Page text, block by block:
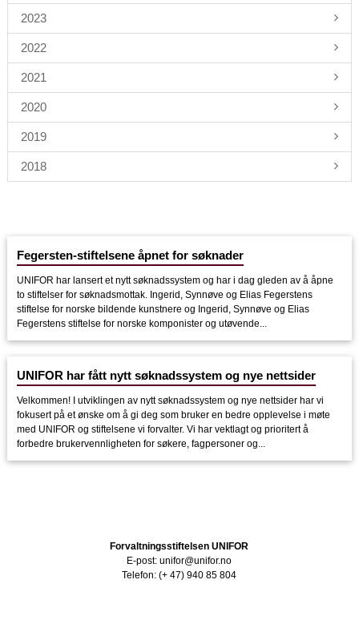
2023
2022
2021
2020
2019
2018
Fegersten-stiftelsene åpnet for søknader
UNIFOR har lansert et nytt søknadssystem og har i dag gleden av å åpne
to stiftelser for søknadsmottak. Ingerid, Synnøve og Elias Fegerstens
stiftelse for norske bildende kunstnere og Ingerid, Synnøve og Elias
Fegerstens stiftelse for norske komponister og utøvende...
UNIFOR har fått nytt søknadssystem og nye nettsider
Velkommen! I utviklingen av nytt søknadssystem og nye nettsider har vi
fokusert på et ønske om å gi deg som bruker en bedre opplevelse i møte
med UNIFOR og stiftelsene vi forvalter. Vi har vektlagt og prioritert å
forbedre brukervennligheten for søkere, fagpersoner og...
Forvaltningsstiftelsen UNIFOR
E-post: unifor@unifor.no
Telefon: (+ 47) 940 85 804